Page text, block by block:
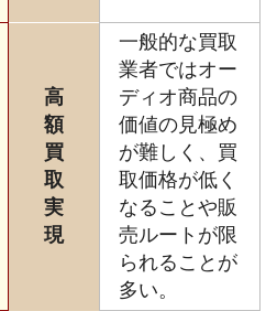
高
額
買
取
実
現
一般的な買取
業者ではオー
ディオ商品の
価値の見極め
が難しく、買
取価格が低く
なることや販
売ルートが限
られることが
多い。